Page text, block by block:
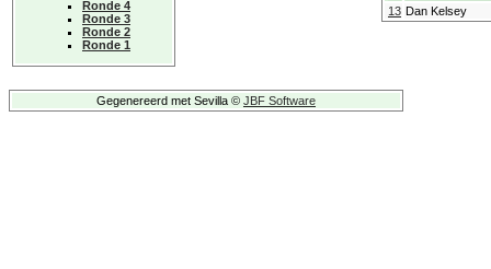
Ronde 4
Ronde 3
Ronde 2
Ronde 1
13 Dan Kelsey
Gegenereerd met Sevilla © JBF Software